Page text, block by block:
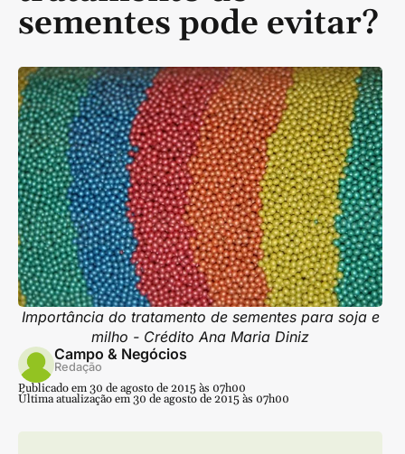
sementes pode evitar?
Importância do tratamento de sementes para soja e
milho - Crédito Ana Maria Diniz
Campo & Negócios
Redação
Publicado em 30 de agosto de 2015 às 07h00
Última atualização em 30 de agosto de 2015 às 07h00